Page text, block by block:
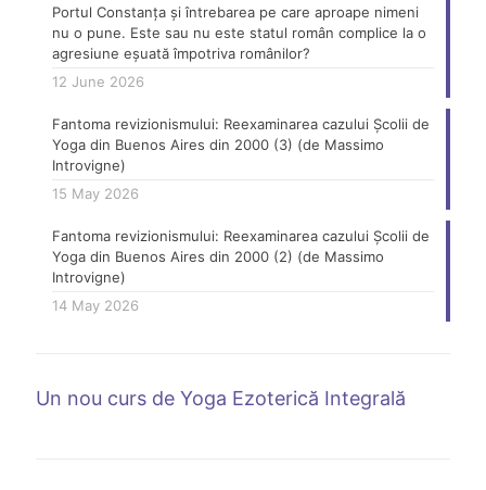
Portul Constanța și întrebarea pe care aproape nimeni
nu o pune. Este sau nu este statul român complice la o
agresiune eșuată împotriva românilor?
12 June 2026
Fantoma revizionismului: Reexaminarea cazului Școlii de
Yoga din Buenos Aires din 2000 (3) (de Massimo
Introvigne)
15 May 2026
Fantoma revizionismului: Reexaminarea cazului Școlii de
Yoga din Buenos Aires din 2000 (2) (de Massimo
Introvigne)
14 May 2026
Un nou curs de Yoga Ezoterică Integrală